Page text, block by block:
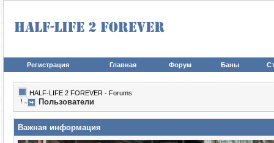
Регистрация Главная Форум Баны
HALF-LIFE 2 FOREVER - Forums
Пользователи
Важная информация